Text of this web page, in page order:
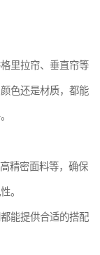
里拉帘、垂直帘等
色还是材质，都能
精密面料等，确保
。
能提供合适的搭配